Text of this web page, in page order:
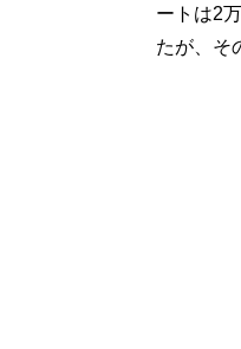
ートは2
たが、そ